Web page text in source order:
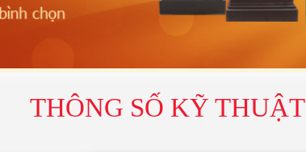
THÔNG SỐ KỸ THUẬT